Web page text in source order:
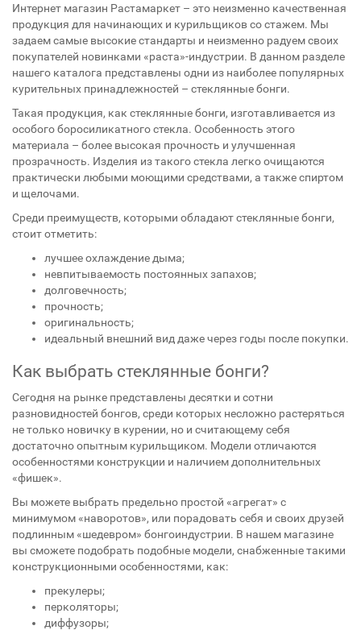
Интернет магазин Растамаркет – это неизменно качественная
продукция для начинающих и курильщиков со стажем. Мы
задаем самые высокие стандарты и неизменно радуем своих
покупателей новинками «раста»-индустрии. В данном разделе
нашего каталога представлены одни из наиболее популярных
курительных принадлежностей – стеклянные бонги.
Такая продукция, как стеклянные бонги, изготавливается из
особого боросиликатного стекла. Особенность этого
материала – более высокая прочность и улучшенная
прозрачность. Изделия из такого стекла легко очищаются
практически любыми моющими средствами, а также спиртом
и щелочами.
Среди преимуществ, которыми обладают стеклянные бонги,
стоит отметить:
лучшее охлаждение дыма;
невпитываемость постоянных запахов;
долговечность;
прочность;
оригинальность;
идеальный внешний вид даже через годы после покупки.
Как выбрать стеклянные бонги?
Сегодня на рынке представлены десятки и сотни
разновидностей бонгов, среди которых несложно растеряться
не только новичку в курении, но и считающему себя
достаточно опытным курильщиком. Модели отличаются
особенностями конструкции и наличием дополнительных
«фишек».
Вы можете выбрать предельно простой «агрегат» с
минимумом «наворотов», или порадовать себя и своих друзей
подлинным «шедевром» бонгоиндустрии. В нашем магазине
вы сможете подобрать подобные модели, снабженные такими
конструкционными особенностями, как:
прекулеры;
перколяторы;
диффузоры;